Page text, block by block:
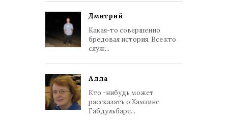
Дмитрий
Какая-то совершенно
бредовая история. Все кто
служ...
Алла
Кто -нибудь может
рассказать о Хамзине
Габдульбаре...